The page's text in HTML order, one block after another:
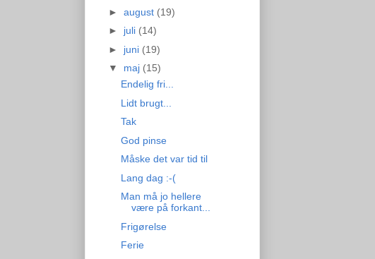
► august (19)
► juli (14)
► juni (19)
▼ maj (15)
Endelig fri...
Lidt brugt...
Tak
God pinse
Måske det var tid til
Lang dag :-(
Man må jo hellere
være på forkant...
Frigørelse
Ferie